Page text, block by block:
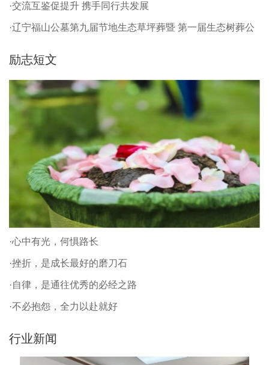
·交流互鉴促提升 携手同行共发展
·辽宁福山公墓第九届节地生态草坪葬暨 第一届生态树葬公
励志短文
·心中有光，何惧路长
·挫折，是成长最好的磨刀石
·自律，是通往优秀的必经之路
·不必抱怨，全力以赴就好
行业新闻